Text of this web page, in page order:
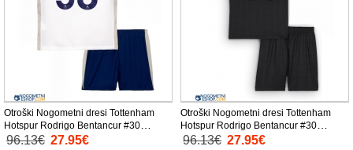
Otroški Nogometni dresi Tottenham
Hotspur Rodrigo Bentancur #30
Domači 2025-26 Kratek Rokav (+
96.13€ 27.95€
Otroški Nogometni dresi Tottenham
Hotspur Rodrigo Bentancur #30
Gostujoči 2025-26 Kratek Rokav (+
96.13€ 27.95€